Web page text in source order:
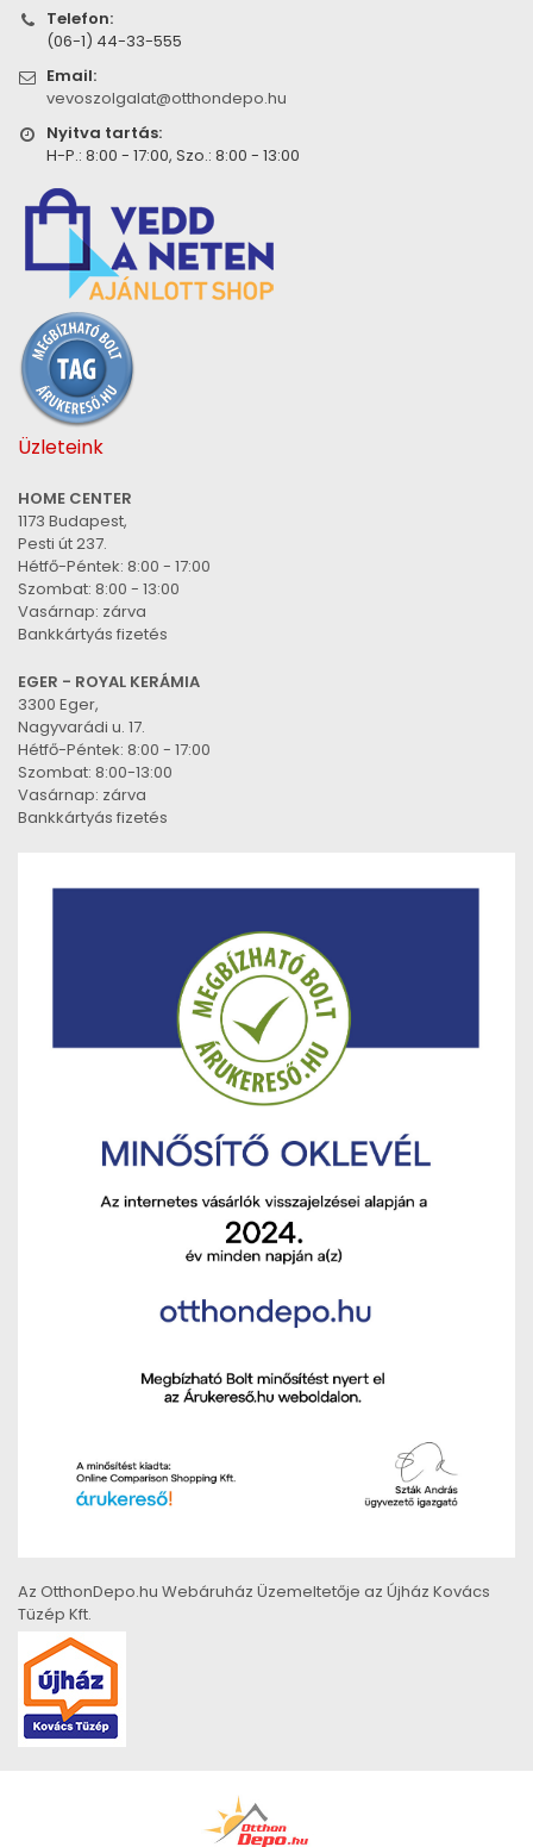
Telefon:
(06-1) 44-33-555
Email:
vevoszolgalat@otthondepo.hu
Nyitva tartás:
H-P.: 8:00 - 17:00, Szo.: 8:00 - 13:00
Üzleteink
HOME CENTER
1173 Budapest,
Pesti út 237.
Hétfő-Péntek: 8:00 - 17:00
Szombat: 8:00 - 13:00
Vasárnap: zárva
Bankkártyás fizetés
EGER - ROYAL KERÁMIA
3300 Eger,
Nagyvarádi u. 17.
Hétfő-Péntek: 8:00 - 17:00
Szombat: 8:00-13:00
Vasárnap: zárva
Bankkártyás fizetés
Az OtthonDepo.hu Webáruház Üzemeltetője az Újház Kovács
Tüzép Kft.